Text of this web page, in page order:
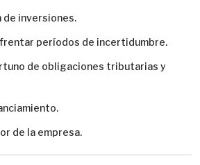
de inversiones.
períodos de incertidumbre.
de obligaciones tributarias y
de la empresa.